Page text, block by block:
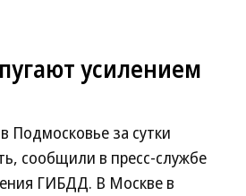
усилением
Подмосковье за сутки
сообщили в пресс-службе
ГИБДД. В Москве в